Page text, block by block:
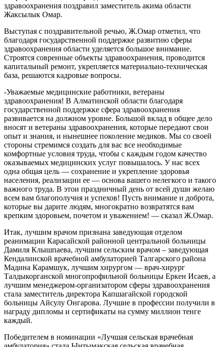
здравоохранения поздравил заместитель акима области
Жаксылык Омар.
Выступая с поздравительной речью, Ж.Омар отметил, что
благодаря государственной поддержке развитию сферы
здравоохранения области уделяется большое внимание.
Строятся совренные объекты здравоохранения, проводится
капитальный ремонт, укрепляется материально-техническая
база, решаются кадровые вопросы.
-Уважаемые медицинские работники, ветераны
здравоохранения! В Алматинской области благодаря
государственной поддержке сфера здравоохранения
развивается на должном уровне. Большой вклад в общее дело
вносят и ветераны здравоохранения, которые передают свои
опыт и знания, и нынешнее поколение медиков. Мы со своей
стороны стремимся создать для вас все необходимые
комфортные условия труда, чтобы с каждым годом качество
оказываемых медицинских услуг повышалось. У нас всех
одна общая цель — сохранение и укрепление здоровья
населения, реализации ее — основа вашего нелегкого и такого
важного труда. В этои праздничный день от всей души желаю
всем вам благополучия и успехов! Пусть внимание и доброта,
которые вы дарите людям, многократно возвратятся вам
крепким здоровьем, почетом и уважением! — сказал Ж.Омар.
Итак, лучшим врачом признана заведующая отделом
реанимации Карасайской районной центральной больницы
Дамиля Клышпаева, лучшим сельским врачом – заведующая
Кендалинской врачебной амбулаторией Талгарского района
Мадина Карамшук, лучшим хирургом — врач-хирург
Талдыкорганской многопрофильной больницы Еркен Исаев, а
лучшим менеджером-организатором сферы здравоохранения
стала заместитель директора Капшагайской городской
больницы Айсулу Онгарова. Лучшие в профессии получили в
награду дипломы и сертификаты на сумму миллион тенге
каждый.
Победителем в номинации «Лучшая сельская врачебная